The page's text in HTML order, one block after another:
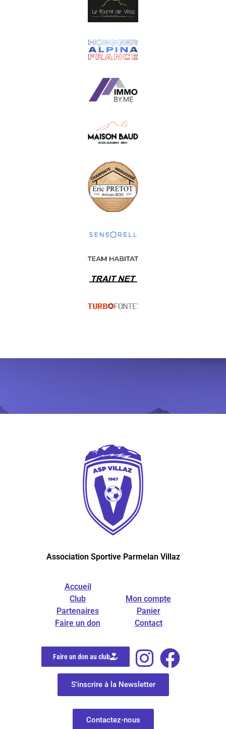
Association Sportive Parmelan Villaz
Accueil
Club
Partenaires
Faire un don
Mon compte
Panier
Contact
Faire un don au club
S'inscrire à la Newsletter
Contactez-nous